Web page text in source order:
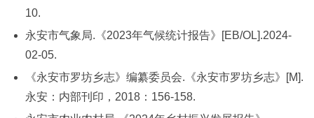
10.
永安市气象局.《2023年气候统计报告》[EB/OL].2024-
02-05.
《永安市罗坊乡志》编纂委员会.《永安市罗坊乡志》[M].
永安：内部刊印，2018：156-158.